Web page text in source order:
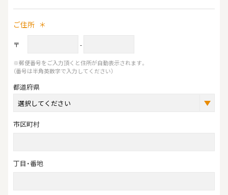
ご住所 ＊
〒 -
※郵便番号をご入力頂くと住所が自動表示されます。
（番号は半角英数字で入力してください）
都道府県
市区町村
丁目・番地